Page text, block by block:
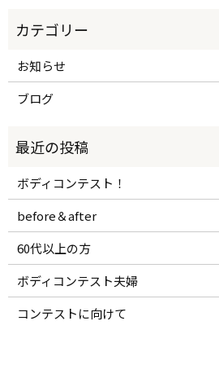
お知らせ
ブログ
ボディコンテスト！
before＆after
60代以上の方
ボディコンテスト夫婦
コンテストに向けて